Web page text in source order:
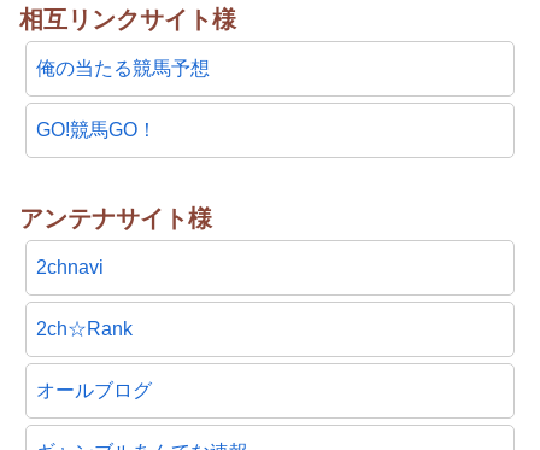
相互リンクサイト様
俺の当たる競馬予想
GO!競馬GO！
アンテナサイト様
2chnavi
2ch☆Rank
オールブログ